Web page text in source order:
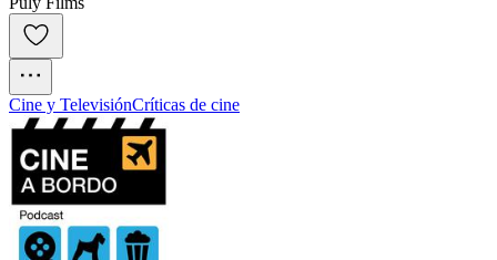
Cine y TelevisiónCríticas de cine